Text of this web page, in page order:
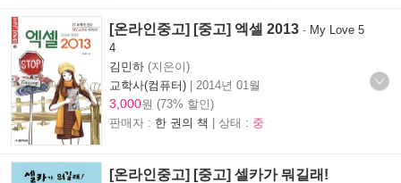
[온라인중고] [중고] 엑셀 2013 - My Love 5
4
김민하 (지은이)
교학사(컴퓨터) | 2014년 01월
3,000원 (73% 할인)
판매자 : 한 권의 책 | 상태 : 중
[온라인중고] [중고] 셀카가 뭐길래!